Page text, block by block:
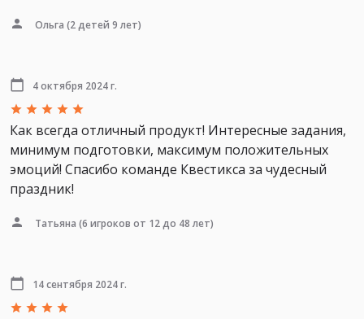
Ольга (2 детей 9 лет)
4 октября 2024 г.
Как всегда отличный продукт! Интересные задания,
минимум подготовки, максимум положительных
эмоций! Спасибо команде Квестикса за чудесный
праздник!
Татьяна (6 игроков от 12 до 48 лет)
14 сентября 2024 г.